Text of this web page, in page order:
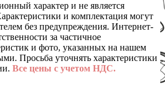
характер и не является
и комплектация могут
без предупреждения. Интернет-
за частичное
и фото, указанных на нашем
Просьба уточнять характеристики
Все цены с учетом НДС.